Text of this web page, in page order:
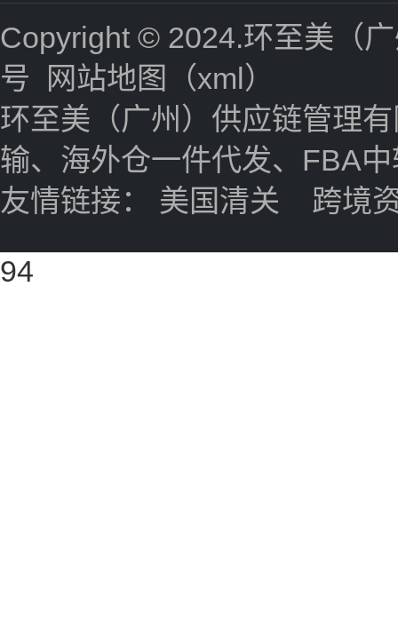
Copyright © 2024.环至美（
号
网站地图（xml）
环至美（广州）供应链管理
输、海外仓一件代发、FBA
友情链接： 美国清关 跨境
94